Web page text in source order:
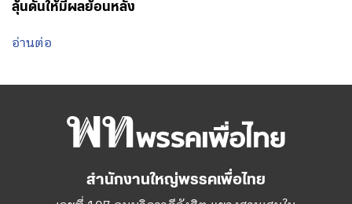
ลุ้นดันให้มีผลย้อนหลัง
อ่านต่อ
สำนักงานใหญ่พรรคเพื่อไทย